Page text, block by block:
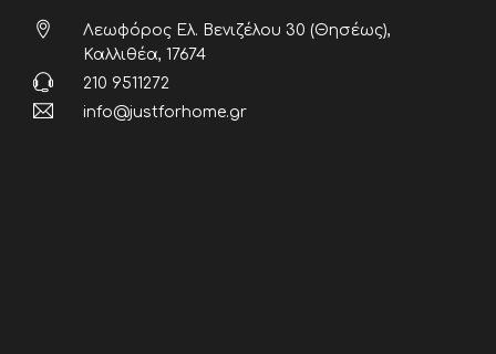
Λεωφόρος Ελ. Βενιζέλου 30 (Θησέως),
Καλλιθέα, 17674
210 9511272
info@justforhome.gr